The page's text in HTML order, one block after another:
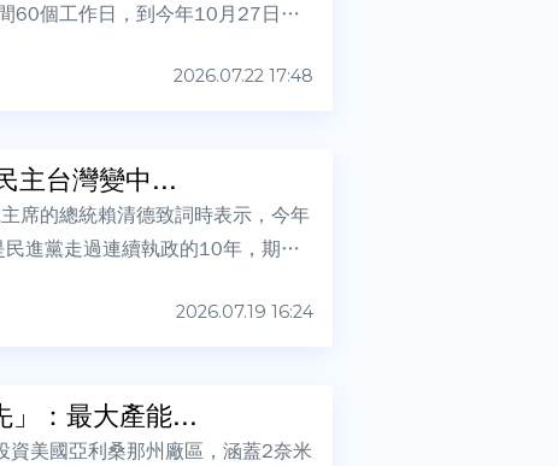
2026.07.22 17:48
60個工作日，到今年10月27日。
主台灣變中...
2026.07.19 16:24
席的總統賴清德致詞時表示，今年
進黨走過連續執政的10年，期待
」：最大產能...
美國亞利桑那州廠區，涵蓋2奈米